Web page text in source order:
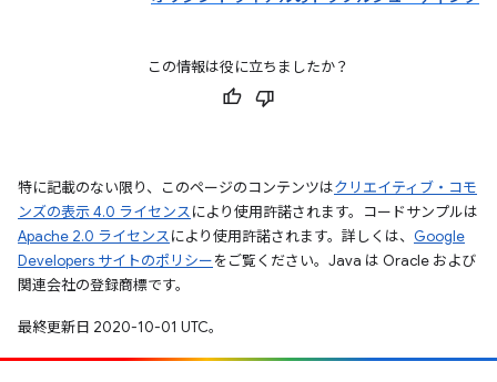
この情報は役に立ちましたか？
特に記載のない限り、このページのコンテンツはクリエイティブ・コモ
ンズの表示 4.0 ライセンスにより使用許諾されます。コードサンプルは
Apache 2.0 ライセンスにより使用許諾されます。詳しくは、 Google
Developers サイトのポリシーをご覧ください。Java は Oracle および
関連会社の登録商標です。
最終更新日 2020-10-01 UTC。